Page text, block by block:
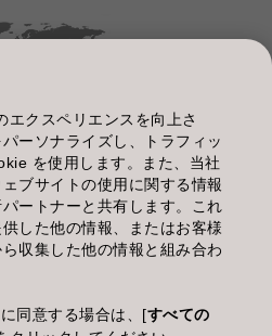
管理情報
利用規約
報保護指針
の使用上の注意
エクスペリエンスを向上さ
ーソナライズし、トラフィッ
を使用します。また、当社
ブサイトの使用に関する情報
ートナーと共有します。これ
した他の情報、またはお客様
収集した他の情報と組み合わ
同意する場合は、[すべての